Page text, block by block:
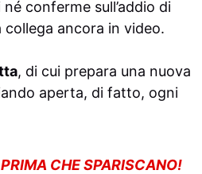
conferme sull’addio di
ancora in video.
, di cui prepara una nuova
aperta, di fatto, ogni
CHE SPARISCANO!